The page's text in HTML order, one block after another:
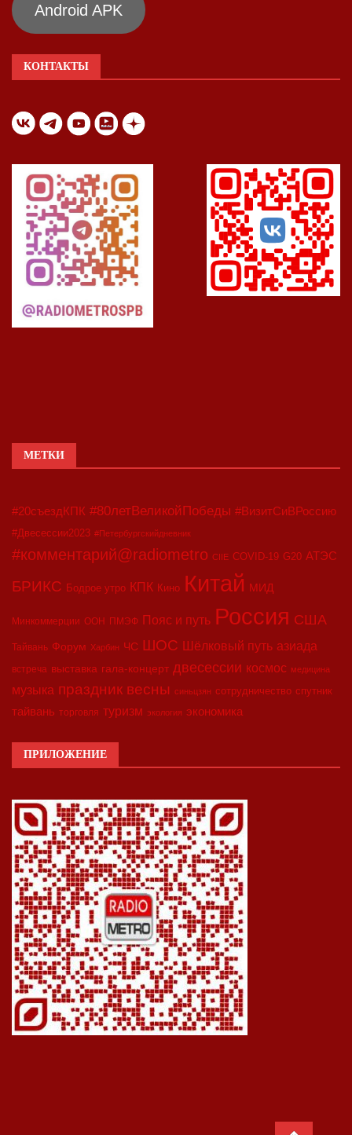
Android APK
КОНТАКТЫ
МЕТКИ
#20съездКПК #80летВеликойПобеды #ВизитСиВРоссию
#Двесессии2023 #Петербургскийдневник
#комментарий@radiometro CIIE COVID-19 G20 АТЭС
БРИКС Бодрое утро КПК Кино Китай МИД
Минкоммерции ООН ПМЭФ Пояс и путь Россия США
Тайвань Форум Харбин ЧС ШОС Шёлковый путь азиада
встреча выставка гала-концерт двесессии космос медицина
музыка праздник весны синьцзян сотрудничество спутник
тайвань торговля туризм экология экономика
ПРИЛОЖЕНИЕ